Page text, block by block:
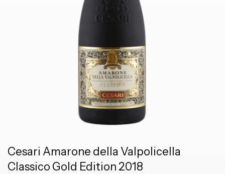
Cesari Amarone della Valpolicella
Classico Gold Edition 2018